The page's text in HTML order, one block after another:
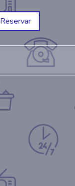
Reservar